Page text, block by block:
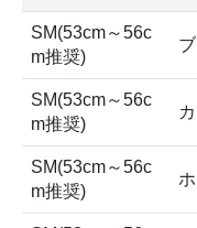
SM(53cm～56c
m推奨)
SM(53cm～56c
m推奨)
SM(53cm～56c
m推奨)